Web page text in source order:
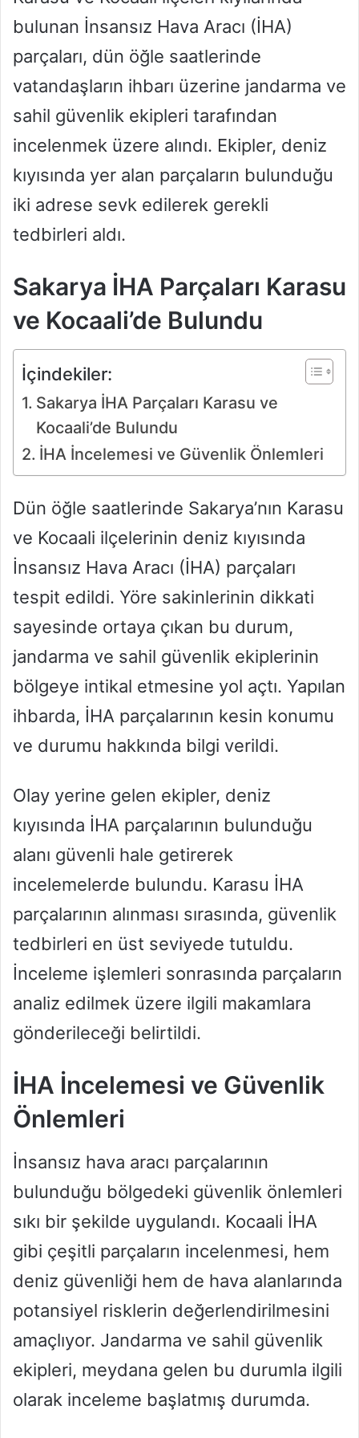
bulunan İnsansız Hava Aracı (İHA)
parçaları, dün öğle saatlerinde
vatandaşların ihbarı üzerine jandarma ve
sahil güvenlik ekipleri tarafından
incelenmek üzere alındı. Ekipler, deniz
kıyısında yer alan parçaların bulunduğu
iki adrese sevk edilerek gerekli
tedbirleri aldı.
Sakarya İHA Parçaları Karasu
ve Kocaali’de Bulundu
İçindekiler:
Sakarya İHA Parçaları Karasu ve
Kocaali’de Bulundu
İHA İncelemesi ve Güvenlik Önlemleri
Dün öğle saatlerinde Sakarya’nın Karasu
ve Kocaali ilçelerinin deniz kıyısında
İnsansız Hava Aracı (İHA) parçaları
tespit edildi. Yöre sakinlerinin dikkati
sayesinde ortaya çıkan bu durum,
jandarma ve sahil güvenlik ekiplerinin
bölgeye intikal etmesine yol açtı. Yapılan
ihbarda, İHA parçalarının kesin konumu
ve durumu hakkında bilgi verildi.
Olay yerine gelen ekipler, deniz
kıyısında İHA parçalarının bulunduğu
alanı güvenli hale getirerek
incelemelerde bulundu. Karasu İHA
parçalarının alınması sırasında, güvenlik
tedbirleri en üst seviyede tutuldu.
İnceleme işlemleri sonrasında parçaların
analiz edilmek üzere ilgili makamlara
gönderileceği belirtildi.
İHA İncelemesi ve Güvenlik
Önlemleri
İnsansız hava aracı parçalarının
bulunduğu bölgedeki güvenlik önlemleri
sıkı bir şekilde uygulandı. Kocaali İHA
gibi çeşitli parçaların incelenmesi, hem
deniz güvenliği hem de hava alanlarında
potansiyel risklerin değerlendirilmesini
amaçlıyor. Jandarma ve sahil güvenlik
ekipleri, meydana gelen bu durumla ilgili
olarak inceleme başlatmış durumda.